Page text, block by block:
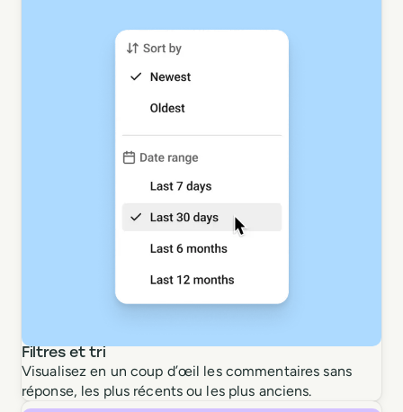
Filtres et tri
Visualisez en un coup d’œil les commentaires sans
réponse, les plus récents ou les plus anciens.